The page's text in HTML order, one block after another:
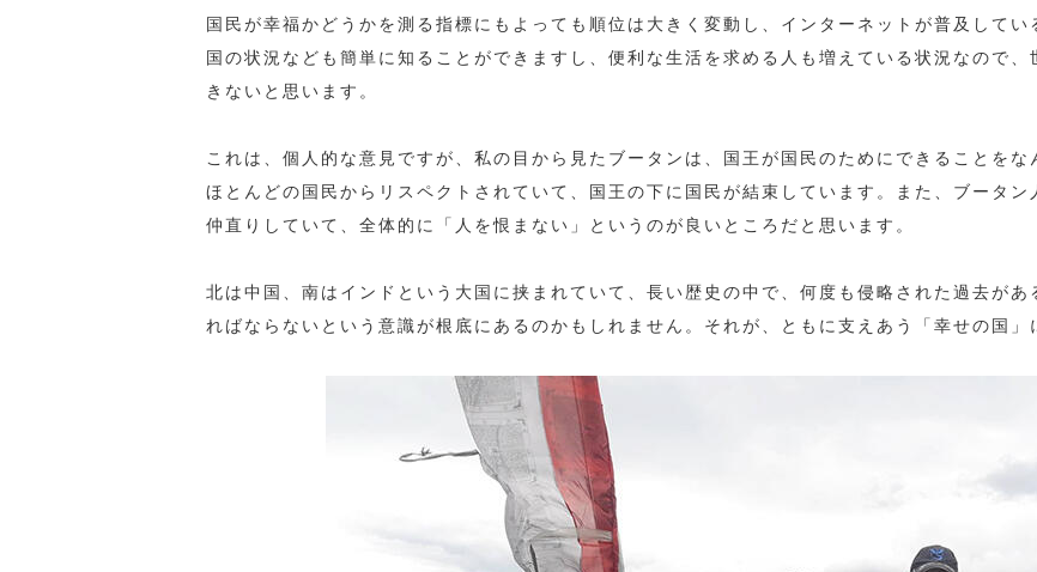
国民が幸福かどうかを測る指標にもよっても順位は大きく変動し、インターネットが普及して
国の状況なども簡単に知ることができますし、便利な生活を求める人も増えている状況なので
きないと思います。
これは、個人的な意見ですが、私の目から見たブータンは、国王が国民のためにできることをな
ほとんどの国民からリスペクトされていて、国王の下に国民が結束しています。また、ブータ
仲直りしていて、全体的に「人を恨まない」というのが良いところだと思います。
北は中国、南はインドという大国に挟まれていて、長い歴史の中で、何度も侵略された過去が
ればならないという意識が根底にあるのかもしれません。それが、ともに支えあう「幸せの国」